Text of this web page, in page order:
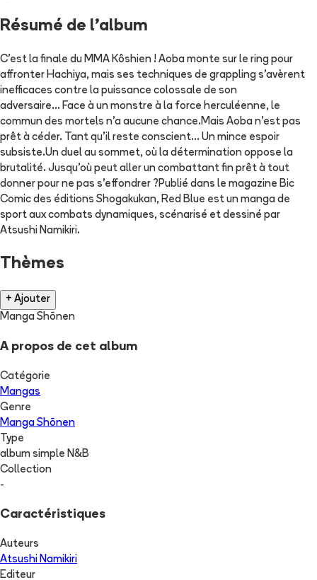
Résumé de l'album
C'est la finale du MMA Kôshien ! Aoba monte sur le ring pour
affronter Hachiya, mais ses techniques de grappling s'avèrent
inefficaces contre la puissance colossale de son
adversaire... Face à un monstre à la force herculéenne, le
commun des mortels n'a aucune chance.Mais Aoba n'est pas
prêt à céder. Tant qu'il reste conscient... Un mince espoir
subsiste.Un duel au sommet, où la détermination oppose la
brutalité. Jusqu'où peut aller un combattant fin prêt à tout
donner pour ne pas s'effondrer ?Publié dans le magazine Bic
Comic des éditions Shogakukan, Red Blue est un manga de
sport aux combats dynamiques, scénarisé et dessiné par
Atsushi Namikiri.
Thèmes
+ Ajouter
Manga Shōnen
A propos de cet album
Catégorie
Mangas
Genre
Manga Shōnen
Type
album simple N&B
Collection
-
Caractéristiques
Auteurs
Atsushi Namikiri
Editeur